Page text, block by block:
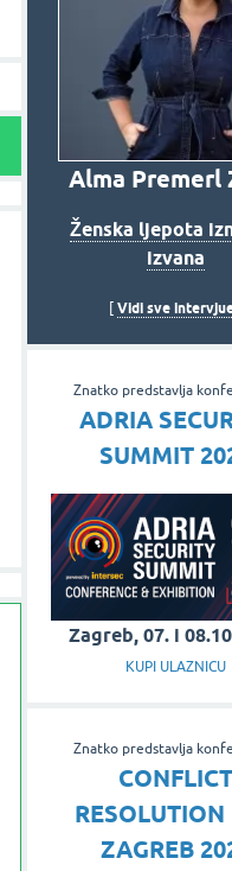
Alma Premerl
Ženska ljepota
izvana
Vidi sve
Znatko predstavlja
ADRIA
SUMMIT
Zagreb, 07. i
KUPI ULAZNICU
Znatko predstavlja
CONFLICT
RESOLUTION
ZAGREB